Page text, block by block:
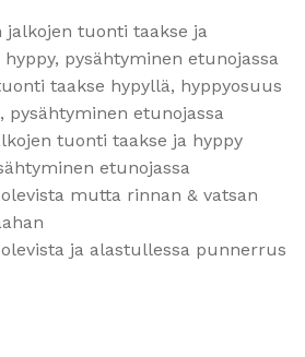
jalkojen tuonti taakse ja
hyppy, pysähtyminen etunojassa
taakse hypyllä, hyppyosuus
pysähtyminen etunojassa
tuonti taakse ja hyppy
etunojassa
mutta rinnan & vatsan
ja alastullessa punnerrus